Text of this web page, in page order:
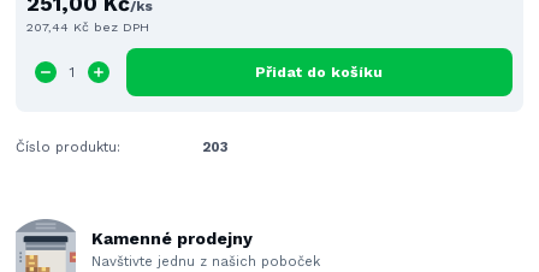
/ks
207,44 Kč bez DPH
Přidat do košíku
Číslo produktu: 203
Kamenné prodejny
Navštivte jednu z našich poboček